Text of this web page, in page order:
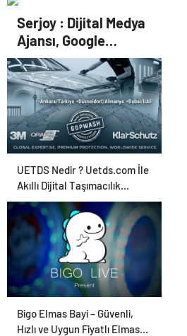
Serjoy : Dijital Medya
Ajansı, Google
Reklam Ajansı, SEO
Ajansı ve Web
Tasarım Ajansı
UETDS Nedir ? Uetds.com İle
Akıllı Dijital Taşımacılık
Yazılımı
Bigo Elmas Bayi – Güvenli,
Hızlı ve Uygun Fiyatlı Elmas